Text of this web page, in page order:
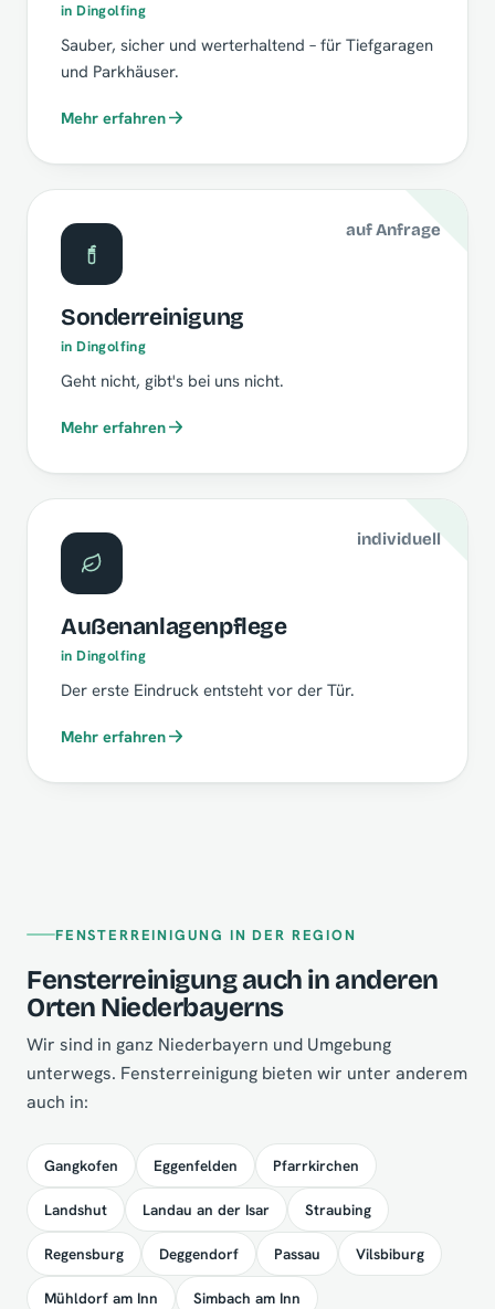
in Dingolfing
Sauber, sicher und werterhaltend – für Tiefgaragen
und Parkhäuser.
Mehr erfahren
auf Anfrage
Sonderreinigung
in Dingolfing
Geht nicht, gibt's bei uns nicht.
Mehr erfahren
individuell
Außenanlagenpflege
in Dingolfing
Der erste Eindruck entsteht vor der Tür.
Mehr erfahren
FENSTERREINIGUNG IN DER REGION
Fensterreinigung auch in anderen
Orten Niederbayerns
Wir sind in ganz Niederbayern und Umgebung
unterwegs. Fensterreinigung bieten wir unter anderem
auch in:
Gangkofen Eggenfelden Pfarrkirchen
Landshut Landau an der Isar Straubing
Regensburg Deggendorf Passau Vilsbiburg
Mühldorf am Inn Simbach am Inn